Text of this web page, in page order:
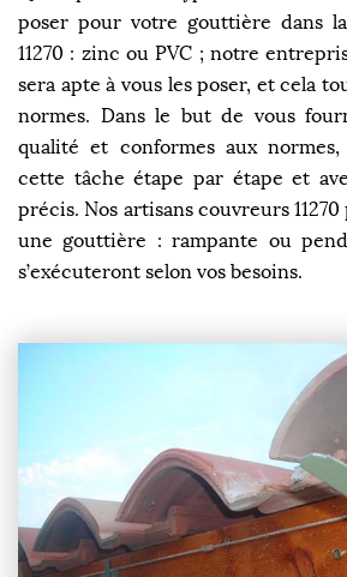
poser pour votre gouttière dans
11270 : zinc ou PVC ; notre
sera apte à vous les poser, et cela
normes. Dans le but de vous
qualité et conformes aux
cette tâche étape par étape et
précis. Nos artisans couvreurs
une gouttière : rampante ou
s’exécuteront selon vos besoins.